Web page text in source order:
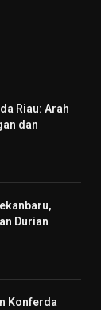
Riau: Arah
dan
Durian
Konferda